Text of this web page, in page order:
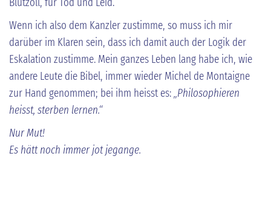
Wenn ich also dem Kanzler zustimme, so muss ich mir
darüber im Klaren sein, dass ich damit auch der Logik der
Eskalation zustimme. Mein ganzes Leben lang habe ich, wie
andere Leute die Bibel, immer wieder Michel de Montaigne
zur Hand genommen; bei ihm heisst es:„Philosophieren
heisst, sterben lernen.“
Nur Mut!
Es hätt noch immer jot jegange.